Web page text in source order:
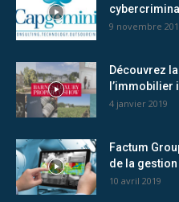
9 novembre
Découvrez
l’immobilier
4 janvier 2019
Factum
de la gestion
10 avril 2019